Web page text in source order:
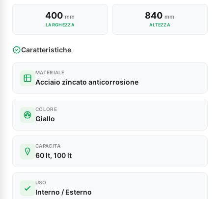
400mm
LARGHEZZA
840mm
ALTEZZA
Caratteristiche
MATERIALE
Acciaio zincato anticorrosione
COLORE
Giallo
L
CAPACITA
60 lt, 100 lt
USO
Interno / Esterno